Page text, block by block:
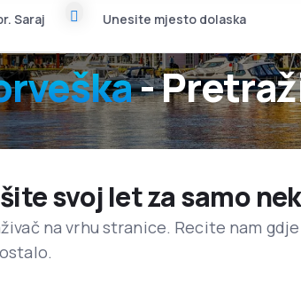
-
svoj let za samo
na vrhu stranice. Recite nam